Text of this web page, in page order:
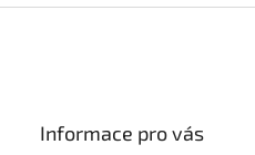
Informace pro vás